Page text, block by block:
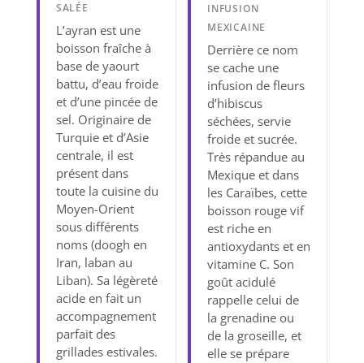
SALÉE
L’ayran est une
boisson fraîche à
base de yaourt
battu, d’eau froide
et d’une pincée de
sel. Originaire de
Turquie et d’Asie
centrale, il est
présent dans
toute la cuisine du
Moyen-Orient
sous différents
noms (doogh en
Iran, laban au
Liban). Sa légèreté
acide en fait un
accompagnement
parfait des
grillades estivales.
INFUSION
MEXICAINE
Derrière ce nom
se cache une
infusion de fleurs
d’hibiscus
séchées, servie
froide et sucrée.
Très répandue au
Mexique et dans
les Caraïbes, cette
boisson rouge vif
est riche en
antioxydants et en
vitamine C. Son
goût acidulé
rappelle celui de
la grenadine ou
de la groseille, et
elle se prépare